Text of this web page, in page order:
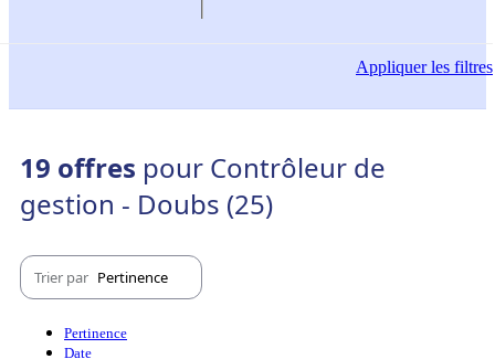
Appliquerles filtres
19 offres pour Contrôleur de
gestion - Doubs (25)
Trier par Pertinence
Pertinence
Date